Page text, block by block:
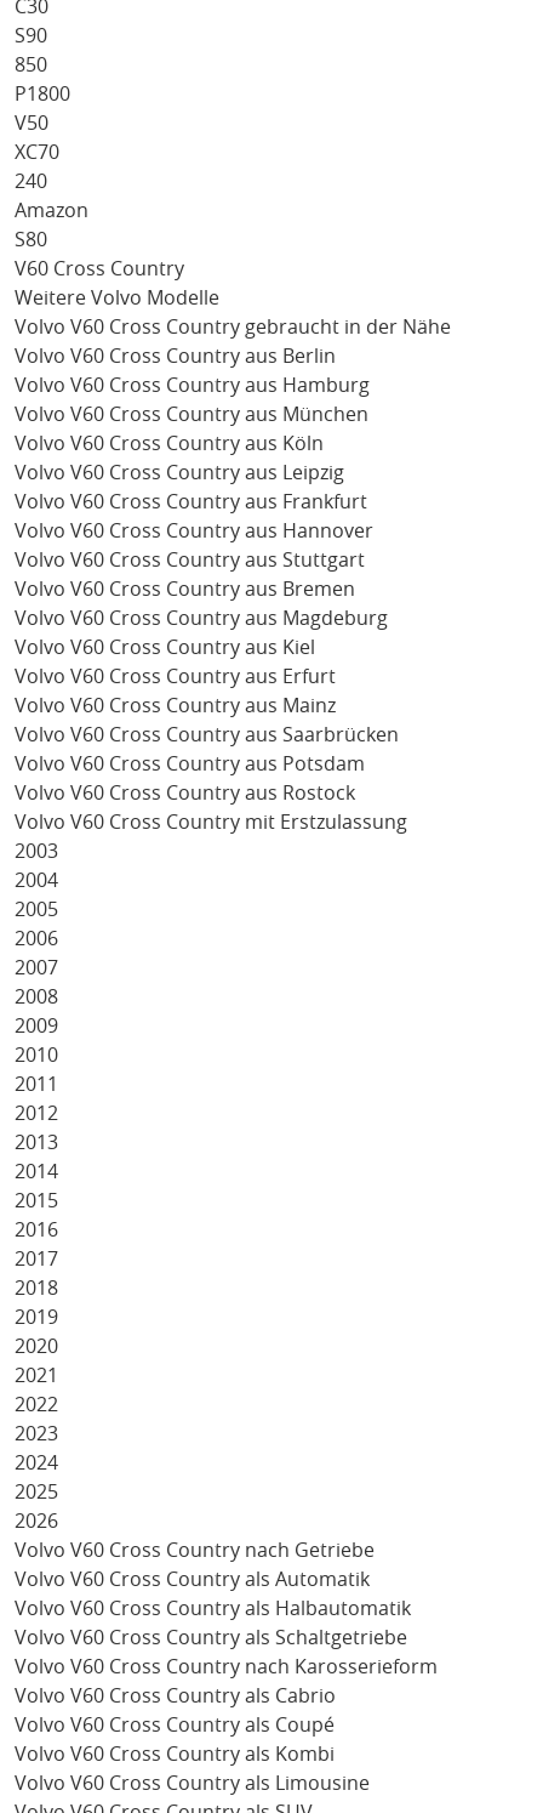
C30
S90
850
P1800
V50
XC70
240
Amazon
S80
V60 Cross Country
Weitere Volvo Modelle
Volvo V60 Cross Country gebraucht in der Nähe
Volvo V60 Cross Country aus Berlin
Volvo V60 Cross Country aus Hamburg
Volvo V60 Cross Country aus München
Volvo V60 Cross Country aus Köln
Volvo V60 Cross Country aus Leipzig
Volvo V60 Cross Country aus Frankfurt
Volvo V60 Cross Country aus Hannover
Volvo V60 Cross Country aus Stuttgart
Volvo V60 Cross Country aus Bremen
Volvo V60 Cross Country aus Magdeburg
Volvo V60 Cross Country aus Kiel
Volvo V60 Cross Country aus Erfurt
Volvo V60 Cross Country aus Mainz
Volvo V60 Cross Country aus Saarbrücken
Volvo V60 Cross Country aus Potsdam
Volvo V60 Cross Country aus Rostock
Volvo V60 Cross Country mit Erstzulassung
2003
2004
2005
2006
2007
2008
2009
2010
2011
2012
2013
2014
2015
2016
2017
2018
2019
2020
2021
2022
2023
2024
2025
2026
Volvo V60 Cross Country nach Getriebe
Volvo V60 Cross Country als Automatik
Volvo V60 Cross Country als Halbautomatik
Volvo V60 Cross Country als Schaltgetriebe
Volvo V60 Cross Country nach Karosserieform
Volvo V60 Cross Country als Cabrio
Volvo V60 Cross Country als Coupé
Volvo V60 Cross Country als Kombi
Volvo V60 Cross Country als Limousine